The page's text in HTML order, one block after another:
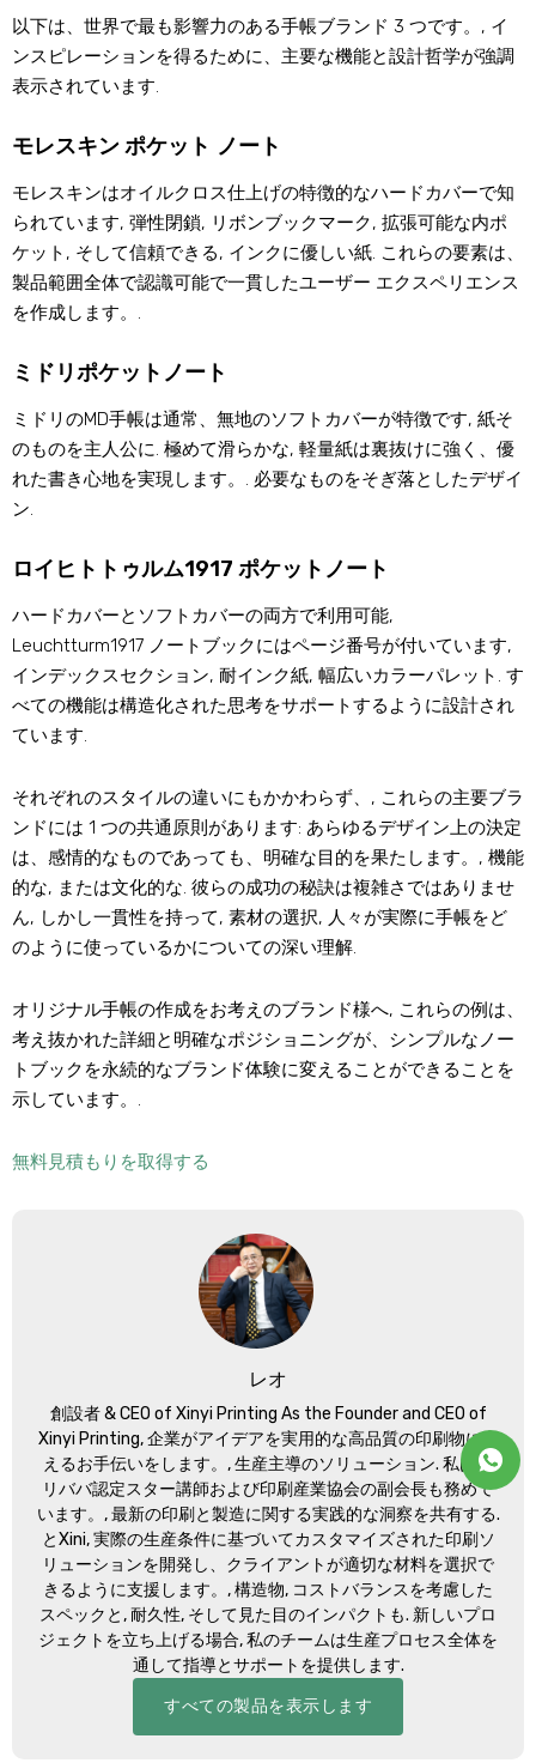
以下は、世界で最も影響力のある手帳ブランド 3 つです。, イ
ンスピレーションを得るために、主要な機能と設計哲学が強調
表示されています.
モレスキン ポケット ノート
モレスキンはオイルクロス仕上げの特徴的なハードカバーで知
られています, 弾性閉鎖, リボンブックマーク, 拡張可能な内ポ
ケット, そして信頼できる, インクに優しい紙. これらの要素は、
製品範囲全体で認識可能で一貫したユーザー エクスペリエンス
を作成します。.
ミドリポケットノート
ミドリのMD手帳は通常、無地のソフトカバーが特徴です, 紙そ
のものを主人公に. 極めて滑らかな, 軽量紙は裏抜けに強く、優
れた書き心地を実現します。. 必要なものをそぎ落としたデザイ
ン.
ロイヒトトゥルム1917 ポケットノート
ハードカバーとソフトカバーの両方で利用可能,
Leuchtturm1917 ノートブックにはページ番号が付いています,
インデックスセクション, 耐インク紙, 幅広いカラーパレット. す
べての機能は構造化された思考をサポートするように設計され
ています.
それぞれのスタイルの違いにもかかわらず、, これらの主要ブラ
ンドには 1 つの共通原則があります: あらゆるデザイン上の決定
は、感情的なものであっても、明確な目的を果たします。, 機能
的な, または文化的な. 彼らの成功の秘訣は複雑さではありませ
ん, しかし一貫性を持って, 素材の選択, 人々が実際に手帳をど
のように使っているかについての深い理解.
オリジナル手帳の作成をお考えのブランド様へ, これらの例は、
考え抜かれた詳細と明確なポジショニングが、シンプルなノー
トブックを永続的なブランド体験に変えることができることを
示しています。.
無料見積もりを取得する
レオ
創設者 &CEO of Xinyi Printing As the Founder and CEO of
Xinyi Printing, 企業がアイデアを実用的な高品質の印刷物に変
えるお手伝いをします。, 生産主導のソリューション. 私はア
リババ認定スター講師および印刷産業協会の副会長も務めて
います。, 最新の印刷と製造に関する実践的な洞察を共有する.
とXini, 実際の生産条件に基づいてカスタマイズされた印刷ソ
リューションを開発し、クライアントが適切な材料を選択で
きるように支援します。, 構造物, コストバランスを考慮した
スペックと, 耐久性, そして見た目のインパクトも. 新しいプロ
ジェクトを立ち上げる場合, 私のチームは生産プロセス全体を
通して指導とサポートを提供します.
すべての製品を表示します